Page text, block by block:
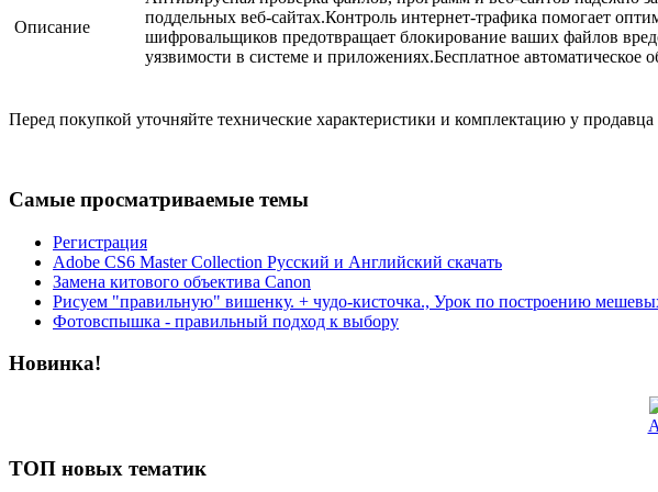
Описание
поддельных веб-сайтах.Контроль интернет-трафика помогает
шифровальщиков предотвращает блокирование ваших файлов
уязвимости в системе и приложениях.Бесплатное
Перед покупкой уточняйте технические характеристики и комплектацию у продавца
Самые просматриваемые темы
Регистрация
Adobe CS6 Master Collection Русский и Английский скачать
Замена китового объектива Canon
Рисуем "правильную" вишенку. + чудо-кисточка., Урок по построению
Фотовспышка - правильный подход к выбору
Новинка!
ТОП новых тематик